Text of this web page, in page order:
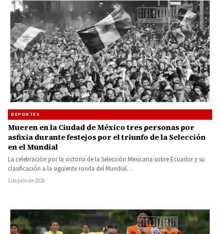
DEPORTES
Mueren en la Ciudad de México tres personas por
asfixia durante festejos por el triunfo de la Selección
en el Mundial
La celebración por la victoria de la Selección Mexicana sobre Ecuador y su
clasificación a la siguiente ronda del Mundial…
1 de julio de 2026